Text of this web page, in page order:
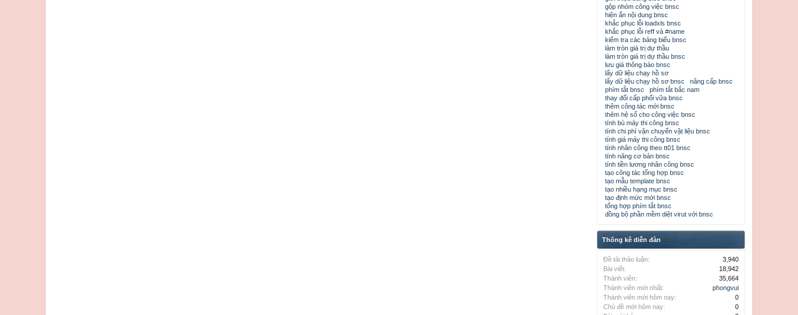
gộp nhóm công việc bnsc
hiện ẩn nội dung bnsc
khắc phục lỗi loadxls bnsc
khắc phục lỗi reff và #name
kiểm tra các bảng biểu bnsc
làm tròn giá trị dự thầu
làm tròn giá trị dự thầu bnsc
lưu giá thông báo bnsc
lấy dữ liệu chạy hồ sơ
lấy dữ liệu chạy hồ sơ bnsc
nâng cấp bnsc
phím tắt bnsc
phím tắt bắc nam
thay đổi cấp phối vữa bnsc
thêm công tác mới bnsc
thêm hệ số cho công việc bnsc
tính bù máy thi công bnsc
tính chi phí vận chuyển vật liệu bnsc
tính giá máy thi công bnsc
tính nhân công theo tt01 bnsc
tính năng cơ bản bnsc
tính tiền lương nhân công bnsc
tạo công tác tổng hợp bnsc
tạo mẫu template bnsc
tạo nhiều hạng mục bnsc
tạo định mức mới bnsc
tổng hợp phím tắt bnsc
đồng bộ phần mềm diệt virut với bnsc
Thống kê diễn đàn
Đề tài thảo luận:
3,940
Bài viết:
18,942
Thành viên:
35,664
Thành viên mới nhất:
phongvui
Thành viên mới hôm nay:
0
Chủ đề mới hôm nay:
0